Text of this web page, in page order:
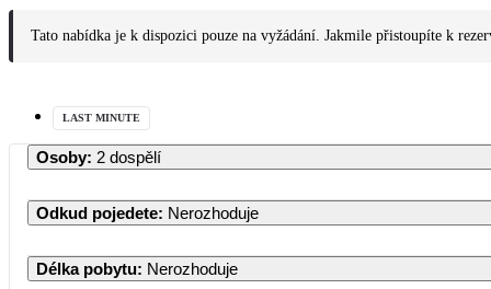
Tato nabídka je k dispozici pouze na vyžádání. Jakmile přistoupíte k
LAST MINUTE
Osoby: 2 dospělí
Odkud pojedete: Nerozhoduje
Délka pobytu: Nerozhoduje